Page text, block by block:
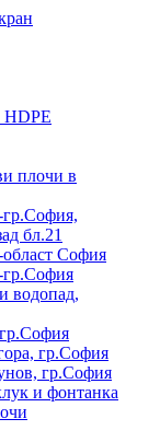
HDPE
плочи в
гр.София,
бл.21
София
гр.София
водопад,
гр.София
гр.София
и фонтанка